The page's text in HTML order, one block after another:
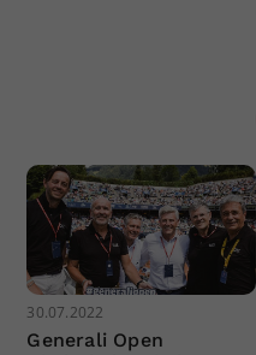
30.07.2022
Generali Open